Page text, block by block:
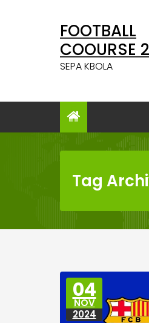
FOOTBALL
COOURSE
SEPA KBOLA
Tag
04
NOV
2024